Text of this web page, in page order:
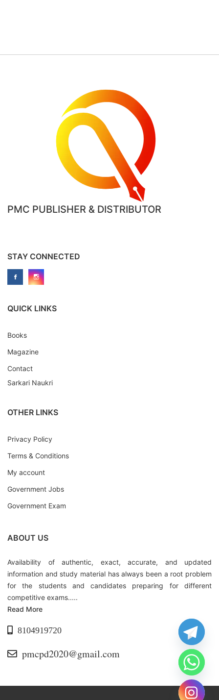
PMC PUBLISHER & DISTRIBUTOR
STAY CONNECTED
QUICK LINKS
Books
Magazine
Contact
Sarkari Naukri
OTHER LINKS
Privacy Policy
Terms & Conditions
My account
Government Jobs
Government Exam
ABOUT US
Availability of authentic, exact, accurate, and updated
information and study material has always been a root problem
for the students and candidates preparing for different
competitive exams.....
Read More
8104919720
pmcpd2020@gmail.com